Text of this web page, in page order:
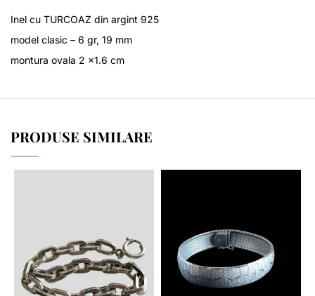
Inel cu TURCOAZ din argint 925
model clasic – 6 gr, 19 mm
montura ovala 2 x1.6 cm
PRODUSE SIMILARE